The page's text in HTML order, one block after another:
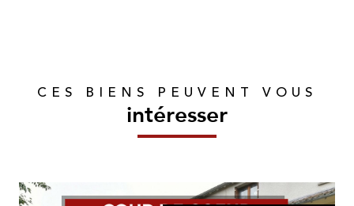
CES BIENS PEUVENT VOUS
intéresser